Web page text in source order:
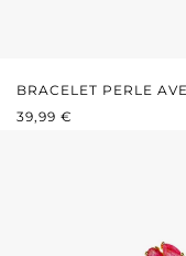
BRACELET PERLE
PRIX RÉGULIER :
39,99 €